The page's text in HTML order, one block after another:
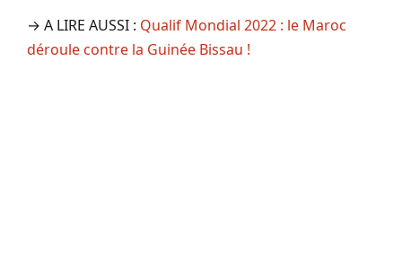
→ A LIRE AUSSI : Qualif Mondial 2022 : le Maroc
déroule contre la Guinée Bissau !